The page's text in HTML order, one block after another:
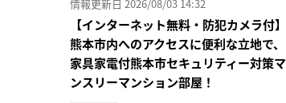
情報更新日 2026/08/03 14:32
【インターネット無料・防犯カメラ付】
熊本市内へのアクセスに便利な立地で、
家具家電付熊本市セキュリティー対策マ
ンスリーマンション部屋！